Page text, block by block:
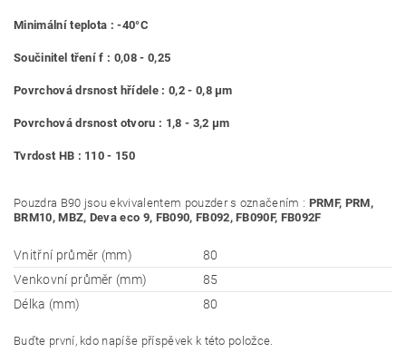
Minimální teplota : -40°C
Součinitel tření f : 0,08 - 0,25
Povrchová drsnost hřídele : 0,2 - 0,8 μm
Povrchová drsnost otvoru : 1,8 - 3,2 μm
Tvrdost HB : 110 - 150
Pouzdra B90 jsou ekvivalentem pouzder s označením : PRMF, PRM,
BRM10, MBZ, Deva eco 9, FB090, FB092, FB090F, FB092F
Vnitřní průměr (mm)
80
Venkovní průměr (mm)
85
Délka (mm)
80
Buďte první, kdo napíše příspěvek k této položce.